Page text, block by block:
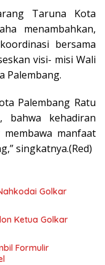
Taruna Kota
menambahkan,
bersama
visi- misi Wali
Palembang.
Palembang Ratu
bahwa kehadiran
manfaat
singkatnya.(Red)
Golkar
Ketua Golkar
Formulir